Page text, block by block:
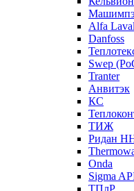
Alfa Laval
Danfoss
Swep
Tranter
Анвитэк
КС
ТИЖ
Ридан
Onda
Sigma
ТПлР